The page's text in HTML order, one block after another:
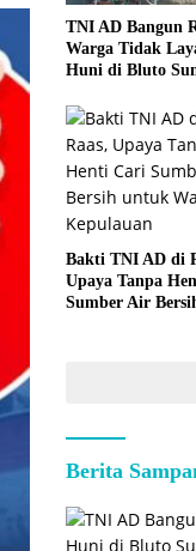
TNI AD Bangun
Warga Tidak
Huni di Bluto
Bakti TNI AD di
Upaya Tanpa
Sumber Air
Berita